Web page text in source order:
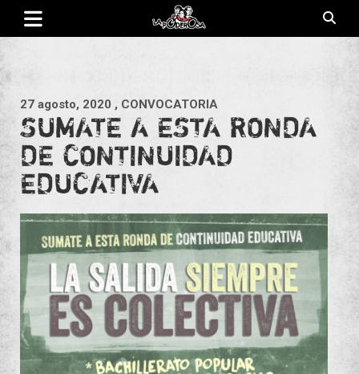
Saltar
contenido
27 agosto, 2020 , CONVOCATORIA
SUMATE A ESTA RONDA
DE CONTINUIDAD
EDUCATIVA